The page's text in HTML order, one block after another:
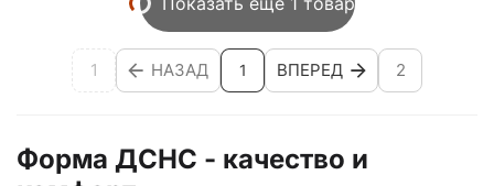
1 НАЗАД 1 ВПЕРЕД 2
Форма ДСНС - качество и